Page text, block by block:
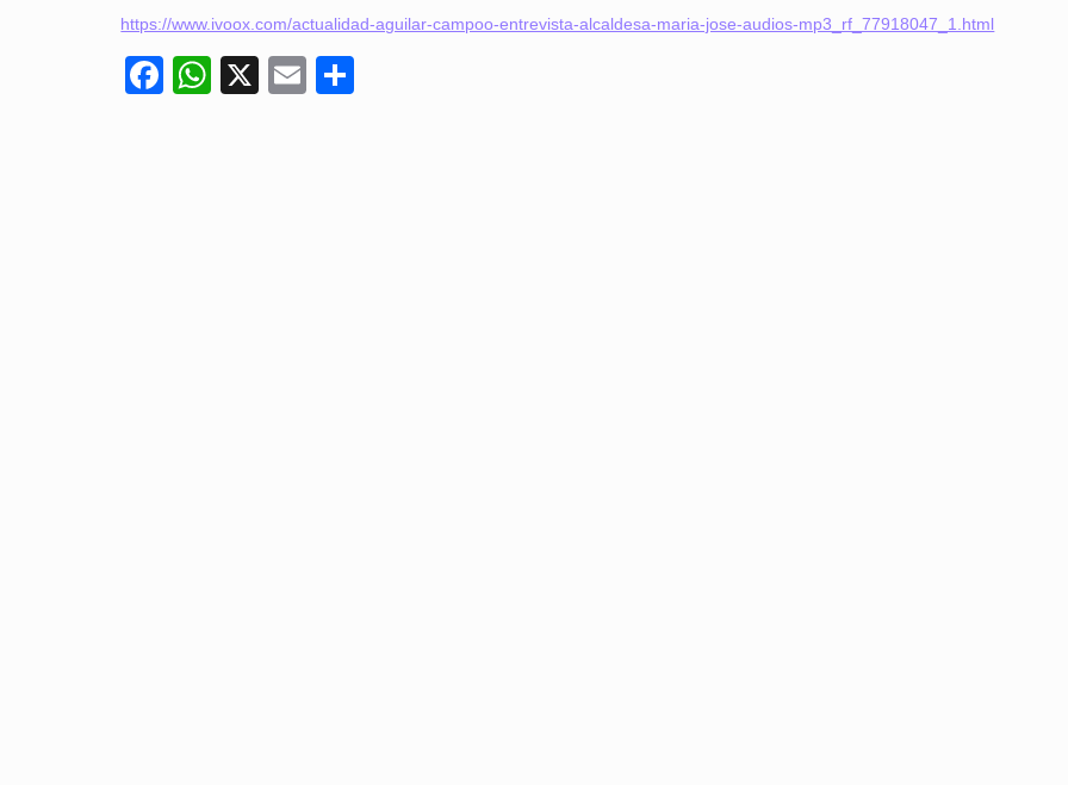
https://www.ivoox.com/actualidad-aguilar-campoo-entrevista-alcaldesa-maria-jose-audios-mp3_rf_77918047_1.html
Facebook
WhatsApp
X Email